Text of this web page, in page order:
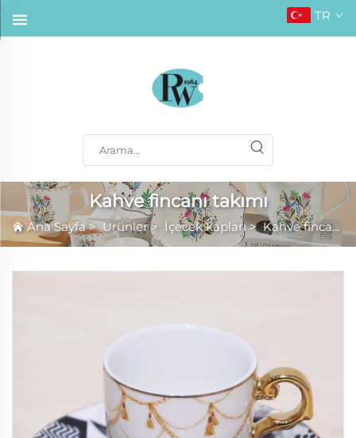
TR
Kahve fincanı takımı
Ana Sayfa>Ürünler> İçecek kapları>Kahve fincanı takımı